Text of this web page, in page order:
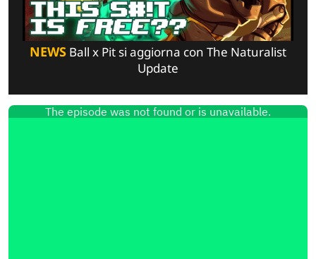
NEWS Ball x Pit si aggiorna con The Naturalist
Update